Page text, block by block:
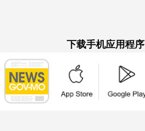
下载手机应用程序